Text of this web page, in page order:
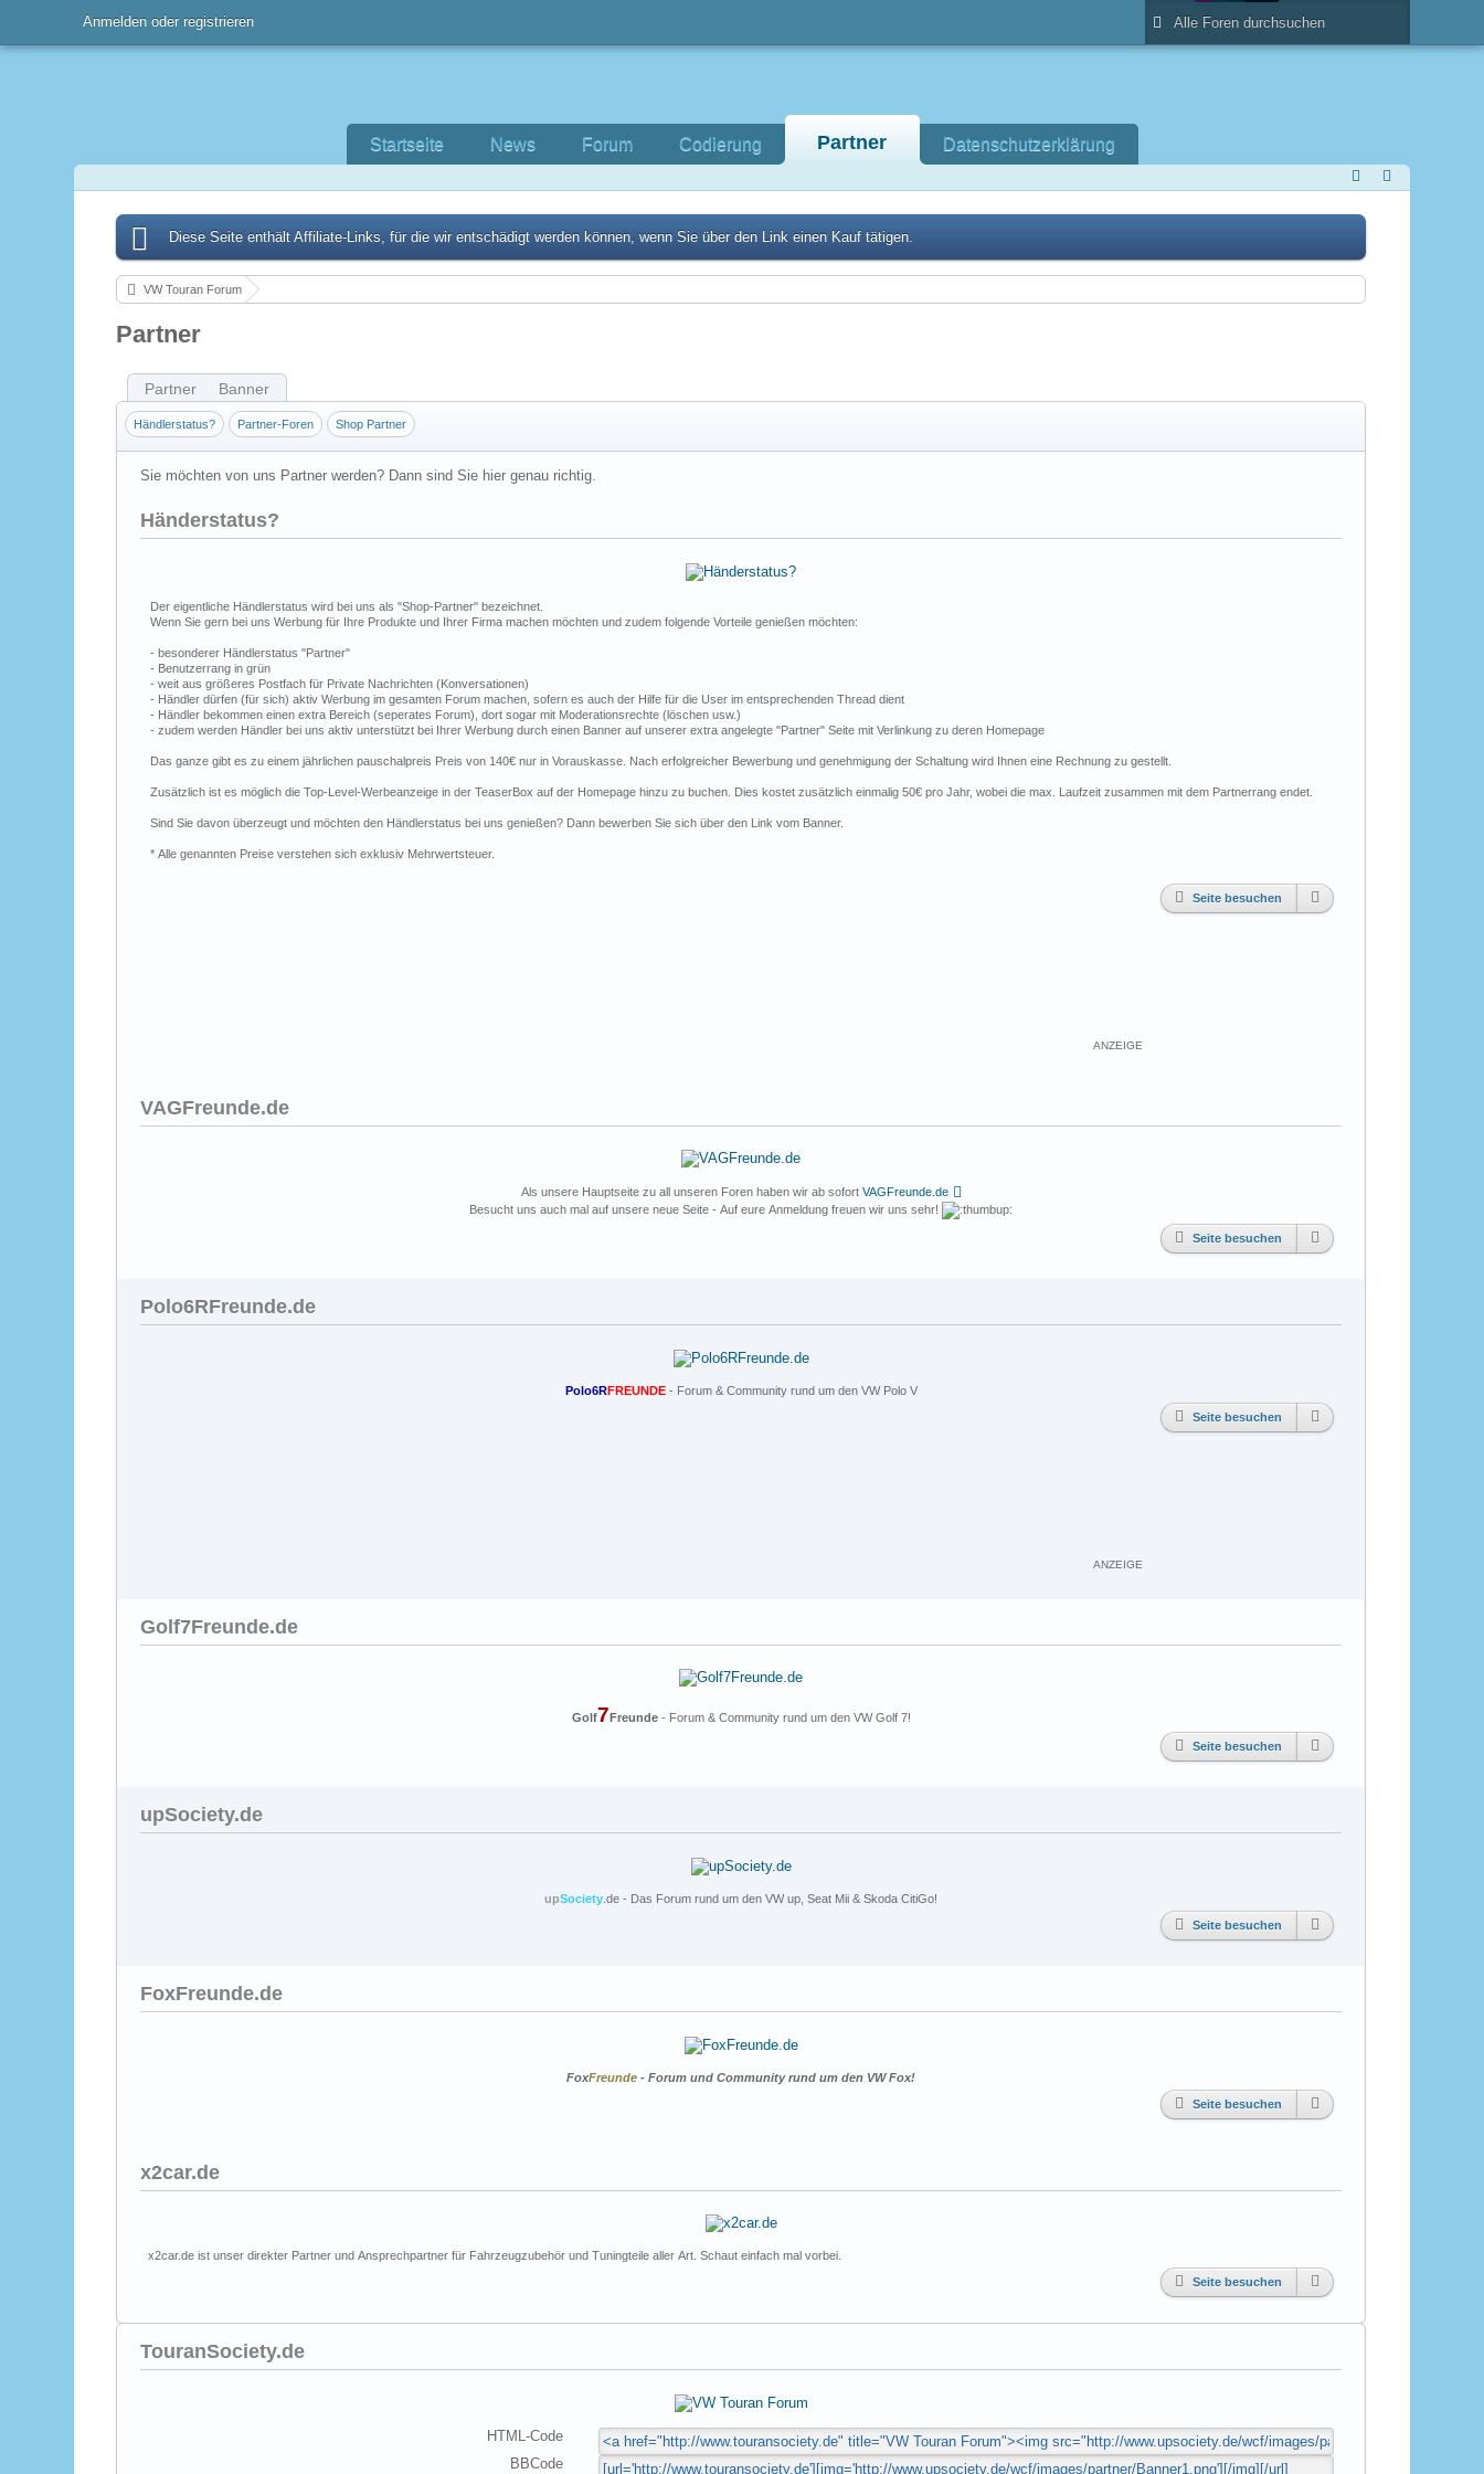
Anmelden oder registrieren
Startseite News Forum Codierung Partner Datenschutzerklärung
Diese Seite enthält Affiliate-Links, für die wir entschädigt werden können, wenn Sie über den Link einen Kauf tätigen.
VW Touran Forum
Partner
Partner Banner
Händlerstatus? Partner-Foren Shop Partner
Sie möchten von uns Partner werden? Dann sind Sie hier genau richtig.
Händerstatus?
Der eigentliche Händlerstatus wird bei uns als "Shop-Partner" bezeichnet.
Wenn Sie gern bei uns Werbung für Ihre Produkte und Ihrer Firma machen möchten und zudem folgende Vorteile genießen möchten:
- besonderer Händlerstatus "Partner"
- Benutzerrang in grün
- weit aus größeres Postfach für Private Nachrichten (Konversationen)
- Händler dürfen (für sich) aktiv Werbung im gesamten Forum machen, sofern es auch der Hilfe für die User im entsprechenden Thread dient
- Händler bekommen einen extra Bereich (seperates Forum), dort sogar mit Moderationsrechte (löschen usw.)
- zudem werden Händler bei uns aktiv unterstützt bei Ihrer Werbung durch einen Banner auf unserer extra angelegte "Partner" Seite mit Verlinkung zu deren Homepage
Das ganze gibt es zu einem jährlichen pauschalpreis Preis von 140€ nur in Vorauskasse. Nach erfolgreicher Bewerbung und genehmigung der Schaltung wird Ihnen eine Rechnung zu gestellt.
Zusätzlich ist es möglich die Top-Level-Werbeanzeige in der TeaserBox auf der Homepage hinzu zu buchen. Dies kostet zusätzlich einmalig 50€ pro Jahr, wobei die max. Laufzeit zusammen mit dem Partnerrang endet.
Sind Sie davon überzeugt und möchten den Händlerstatus bei uns genießen? Dann bewerben Sie sich über den Link vom Banner.
* Alle genannten Preise verstehen sich exklusiv Mehrwertsteuer.
Seite besuchen
ANZEIGE
VAGFreunde.de
Als unsere Hauptseite zu all unseren Foren haben wir ab sofort VAGFreunde.de
Besucht uns auch mal auf unsere neue Seite - Auf eure Anmeldung freuen wir uns sehr!
Seite besuchen
Polo6RFreunde.de
Polo6RFREUNDE - Forum & Community rund um den VW Polo V
Seite besuchen
ANZEIGE
Golf7Freunde.de
Golf7 Freunde- Forum & Community rund um den VW Golf 7!
Seite besuchen
upSociety.de
upSociety .de - Das Forum rund um den VW up, Seat Mii & Skoda CitiGo!
Seite besuchen
FoxFreunde.de
FoxFreunde - Forum und Community rund um den VW Fox!
Seite besuchen
x2car.de
x2car.de ist unser direkter Partner und Ansprechpartner für Fahrzeugzubehör und Tuningteile aller Art. Schaut einfach mal vorbei.
Seite besuchen
TouranSociety.de
HTML-Code
BBCode